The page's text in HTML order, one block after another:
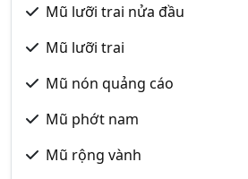
Mũ lưỡi trai nửa đầu
Mũ lưỡi trai
Mũ nón quảng cáo
Mũ phớt nam
Mũ rộng vành